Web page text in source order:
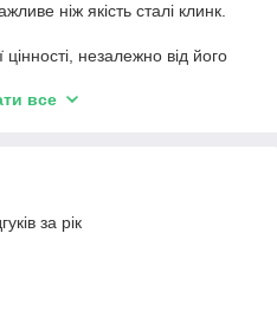
ніж якість сталі клинк.
незалежно від його
все
за рік